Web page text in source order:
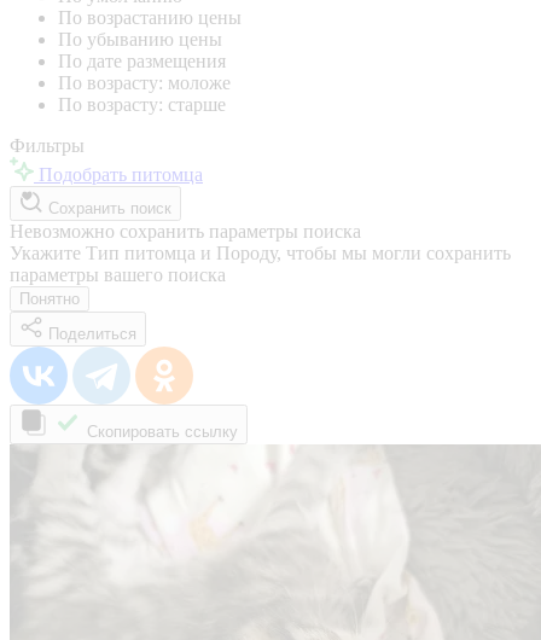
По возрастанию цены
По убыванию цены
По дате размещения
По возрасту: моложе
По возрасту: старше
Фильтры
Подобрать питомца
Сохранить поиск
Невозможно сохранить параметры поиска
Укажите Тип питомца и Породу, чтобы мы могли сохранить
параметры вашего поиска
Понятно
Поделиться
Скопировать ссылку